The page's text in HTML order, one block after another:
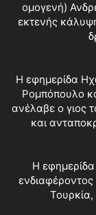
ομογενή)
εκτενής
Η εφημερίδα
Ρομπόπουλο
ανέλαβε ο γιος
και
Η